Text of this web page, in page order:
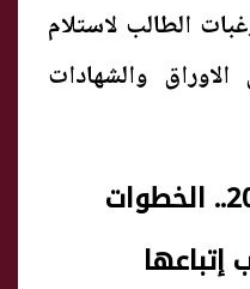
الطالب لاستلام
والشهادات
تنسيق الجامعات 2025.. الخطوات